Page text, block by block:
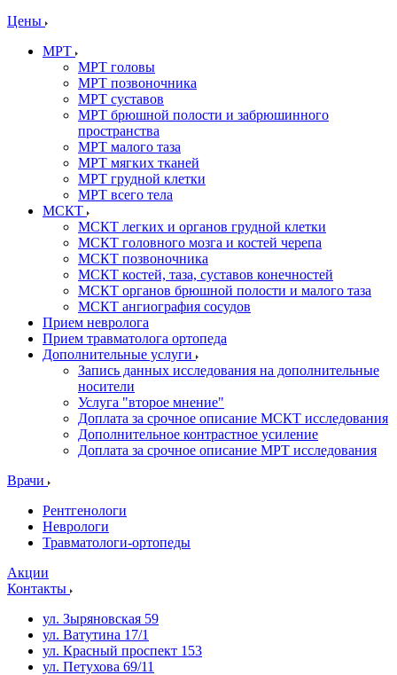
Цены
МРТ
МРТ головы
МРТ позвоночника
МРТ суставов
МРТ брюшной полости и забрюшинного
пространства
МРТ малого таза
МРТ мягких тканей
МРТ грудной клетки
МРТ всего тела
МСКТ
МСКТ легких и органов грудной клетки
МСКТ головного мозга и костей черепа
МСКТ позвоночника
МСКТ костей, таза, суставов конечностей
МСКТ органов брюшной полости и малого таза
МСКТ ангиография сосудов
Прием невролога
Прием травматолога ортопеда
Дополнительные услуги
Запись данных исследования на дополнительные
носители
Услуга "второе мнение"
Доплата за срочное описание МСКТ исследования
Дополнительное контрастное усиление
Доплата за срочное описание МРТ исследования
Врачи
Рентгенологи
Неврологи
Травматологи-ортопеды
Акции
Контакты
ул. Зыряновская 59
ул. Ватутина 17/1
ул. Красный проспект 153
ул. Петухова 69/11